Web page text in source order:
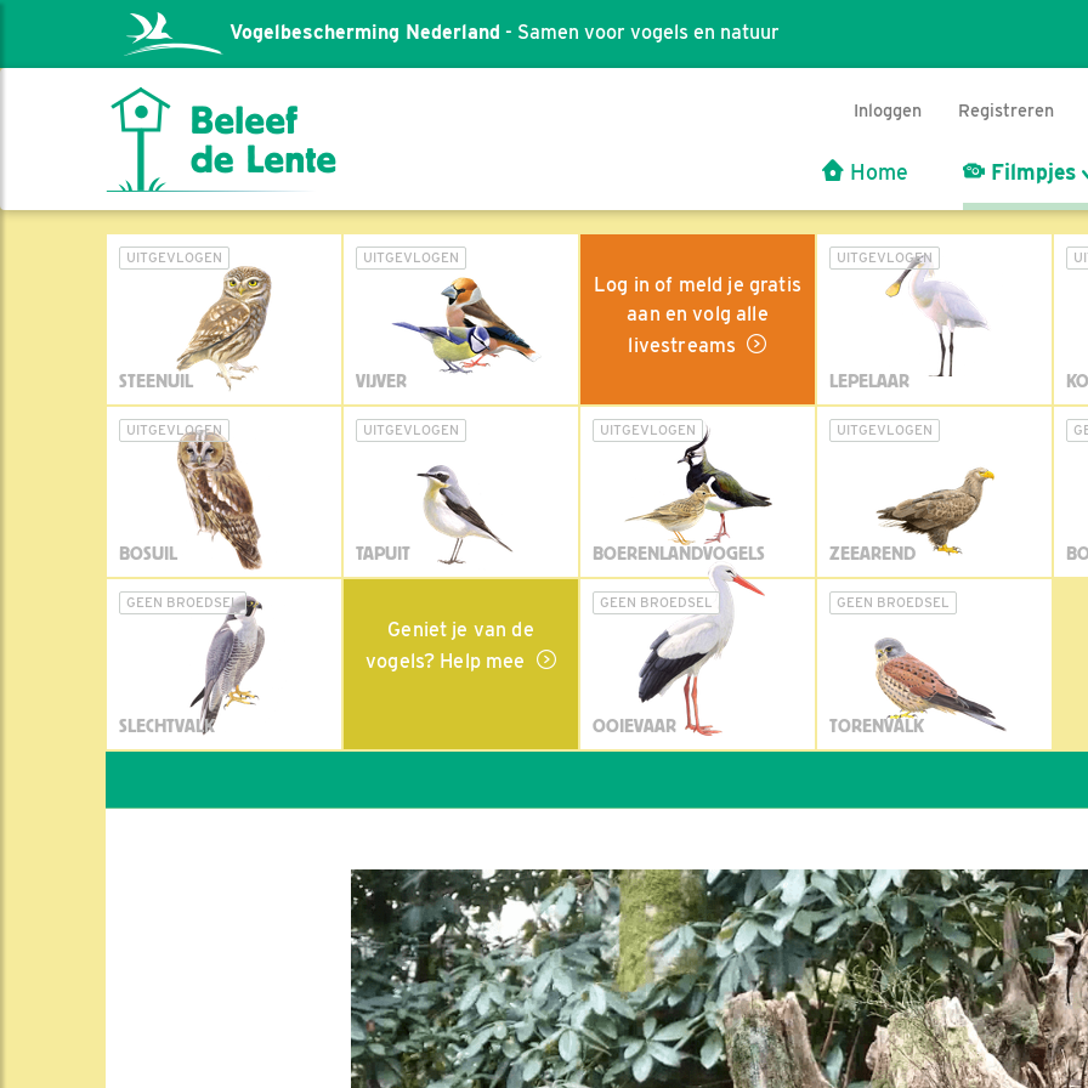
Vogelbescherming Nederland - Samen voor vogels en natuur
Inloggen Registreren
Home Filmpjes
UITGEVLOGEN
STEENUIL
UITGEVLOGEN
VIJVER
Log in of meld je gratis
aan en volg alle
livestreams
UITGEVLOGEN
LEPELAAR
UITGEVLOGEN
BOSUIL
UITGEVLOGEN
TAPUIT
UITGEVLOGEN
BOERENLANDVOGELS
UITGEVLOGEN
ZEEAREND
GEEN BROEDSEL
SLECHTVALK
Geniet je van de
vogels? Help mee
GEEN BROEDSEL
OOIEVAAR
GEEN BROEDSEL
TORENVALK